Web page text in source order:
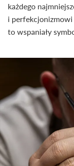
każdego
i
to wspaniały